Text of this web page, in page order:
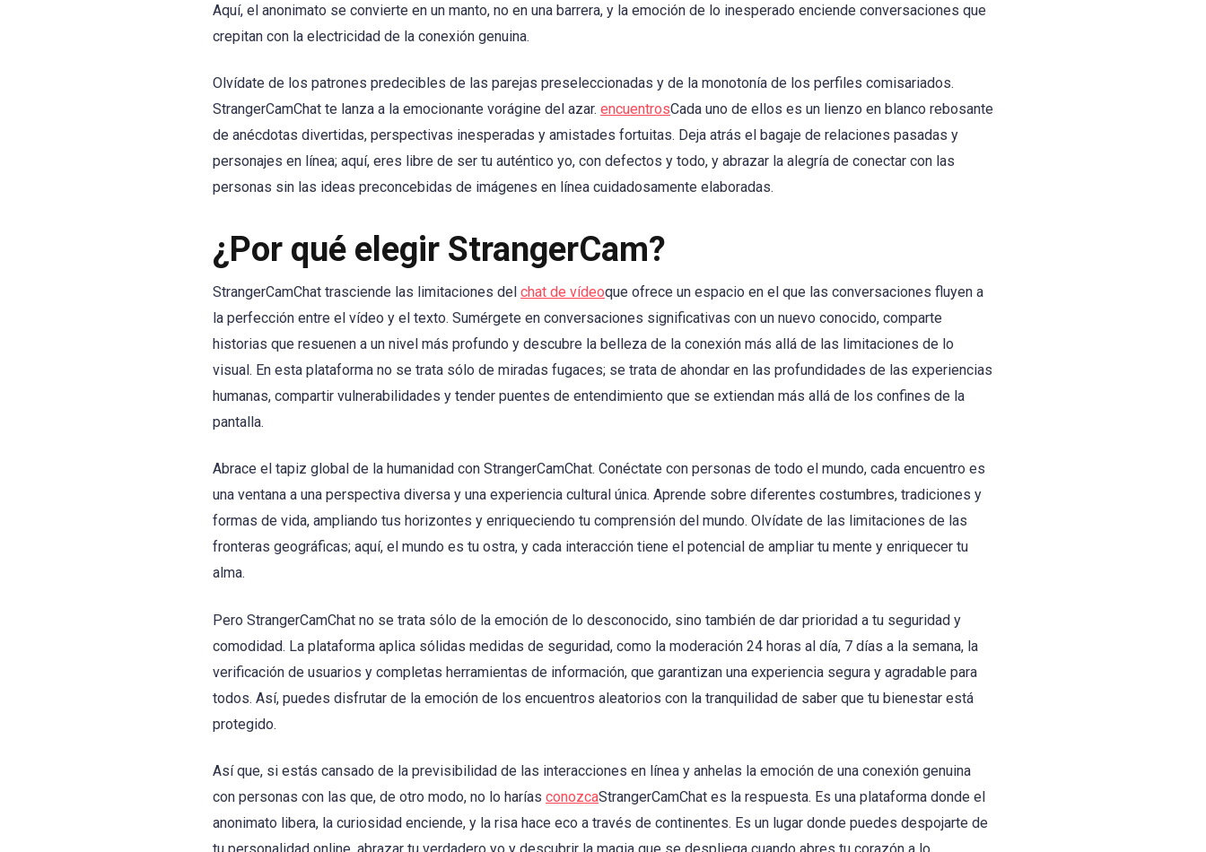
Aquí, el anonimato se convierte en un manto, no en una barrera, y la emoción de lo inesperado enciende conversaciones que
crepitan con la electricidad de la conexión genuina.
Olvídate de los patrones predecibles de las parejas preseleccionadas y de la monotonía de los perfiles comisariados.
StrangerCamChat te lanza a la emocionante vorágine del azar. encuentrosCada uno de ellos es un lienzo en blanco rebosante
de anécdotas divertidas, perspectivas inesperadas y amistades fortuitas. Deja atrás el bagaje de relaciones pasadas y
personajes en línea; aquí, eres libre de ser tu auténtico yo, con defectos y todo, y abrazar la alegría de conectar con las
personas sin las ideas preconcebidas de imágenes en línea cuidadosamente elaboradas.
¿Por qué elegir StrangerCam?
StrangerCamChat trasciende las limitaciones del chat de vídeoque ofrece un espacio en el que las conversaciones fluyen a
la perfección entre el vídeo y el texto. Sumérgete en conversaciones significativas con un nuevo conocido, comparte
historias que resuenen a un nivel más profundo y descubre la belleza de la conexión más allá de las limitaciones de lo
visual. En esta plataforma no se trata sólo de miradas fugaces; se trata de ahondar en las profundidades de las experiencias
humanas, compartir vulnerabilidades y tender puentes de entendimiento que se extiendan más allá de los confines de la
pantalla.
Abrace el tapiz global de la humanidad con StrangerCamChat. Conéctate con personas de todo el mundo, cada encuentro es
una ventana a una perspectiva diversa y una experiencia cultural única. Aprende sobre diferentes costumbres, tradiciones y
formas de vida, ampliando tus horizontes y enriqueciendo tu comprensión del mundo. Olvídate de las limitaciones de las
fronteras geográficas; aquí, el mundo es tu ostra, y cada interacción tiene el potencial de ampliar tu mente y enriquecer tu
alma.
Pero StrangerCamChat no se trata sólo de la emoción de lo desconocido, sino también de dar prioridad a tu seguridad y
comodidad. La plataforma aplica sólidas medidas de seguridad, como la moderación 24 horas al día, 7 días a la semana, la
verificación de usuarios y completas herramientas de información, que garantizan una experiencia segura y agradable para
todos. Así, puedes disfrutar de la emoción de los encuentros aleatorios con la tranquilidad de saber que tu bienestar está
protegido.
Así que, si estás cansado de la previsibilidad de las interacciones en línea y anhelas la emoción de una conexión genuina
con personas con las que, de otro modo, no lo harías conozcaStrangerCamChat es la respuesta. Es una plataforma donde el
anonimato libera, la curiosidad enciende, y la risa hace eco a través de continentes. Es un lugar donde puedes despojarte de
tu personalidad online, abrazar tu verdadero yo y descubrir la magia que se despliega cuando abres tu corazón a lo